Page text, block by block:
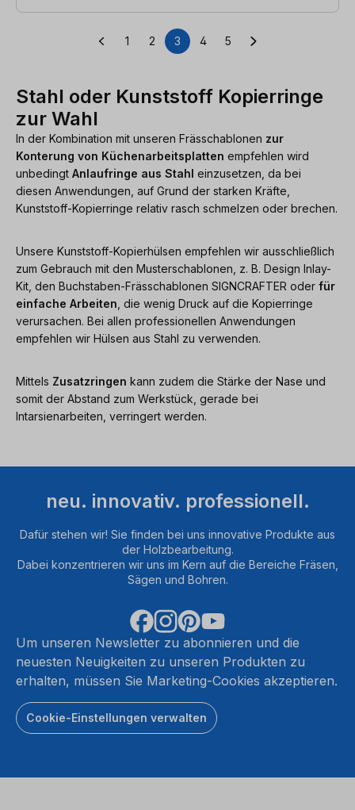
Seite
1 Seite
2 Seite
3 Seite
4 Seite
5
Stahl oder Kunststoff Kopierringe
zur Wahl
In der Kombination mit unseren Frässchablonen zur
Konterung von Küchenarbeitsplatten empfehlen wird
unbedingt Anlaufringe aus Stahl einzusetzen, da bei
diesen Anwendungen, auf Grund der starken Kräfte,
Kunststoff-Kopierringe relativ rasch schmelzen oder brechen.
Unsere Kunststoff-Kopierhülsen empfehlen wir ausschließlich
zum Gebrauch mit den Musterschablonen, z. B. Design Inlay-
Kit, den Buchstaben-Frässchablonen SIGNCRAFTER oder für
einfache Arbeiten , die wenig Druck auf die Kopierringe
verursachen. Bei allen professionellen Anwendungen
empfehlen wir Hülsen aus Stahl zu verwenden.
Mittels Zusatzringen kann zudem die Stärke der Nase und
somit der Abstand zum Werkstück, gerade bei
Intarsienarbeiten, verringert werden.
neu. innovativ. professionell.
Dafür stehen wir! Sie finden bei uns innovative Produkte aus
der Holzbearbeitung.
Dabei konzentrieren wir uns im Kern auf die Bereiche Fräsen,
Sägen und Bohren.
Um unseren Newsletter zu abonnieren und die
neuesten Neuigkeiten zu unseren Produkten zu
erhalten, müssen Sie Marketing-Cookies akzeptieren.
Cookie-Einstellungen verwalten